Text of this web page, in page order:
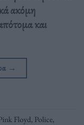
ακόμη
και
→
Floyd, Police,